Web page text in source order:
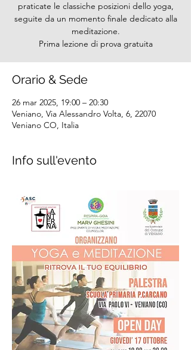
praticate le classiche posizioni dello yoga,
seguite da un momento finale dedicato alla
meditazione.
Prima lezione di prova gratuita
Orario & Sede
26 mar 2025, 19:00 – 20:30
Veniano, Via Alessandro Volta, 6, 22070
Veniano CO, Italia
Info sull'evento